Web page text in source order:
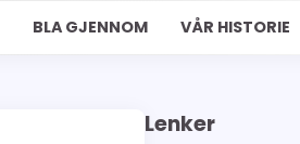
BLA GJENNOM VÅR HISTORIE
Lenker